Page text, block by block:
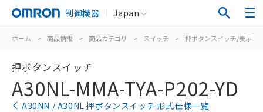
制御機器 Japan
ホーム > 商品情報 > 商品カテゴリ > スイッチ > 押ボタンスイッチ/表示灯
押ボタンスイッチ
A30NL-MMA-TYA-P202-YD
A30NN / A30NL 押ボタンスイッチ 形式仕様一覧